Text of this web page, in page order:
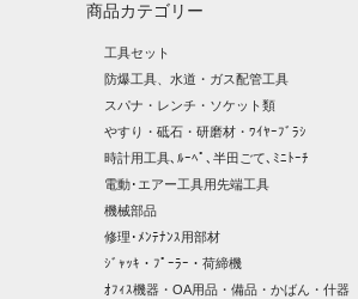
商品カテゴリー
工具セット
防爆工具、水道・ガス配管工具
スパナ・レンチ・ソケット類
やすり・砥石・研磨材・ﾜｲﾔｰﾌﾞﾗｼ
時計用工具､ﾙｰﾍﾟ､半田ごて､ﾐﾆﾄｰﾁ
電動･エアー工具用先端工具
機械部品
修理･ﾒﾝﾃﾅﾝｽ用部材
ｼﾞｬｯｷ・ﾌﾟｰﾗｰ・荷締機
ｵﾌｨｽ機器・OA用品・備品・かばん・什器